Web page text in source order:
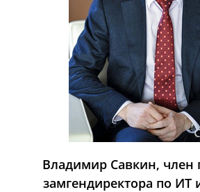
Владимир Савкин, член
замгендиректора по ИТ